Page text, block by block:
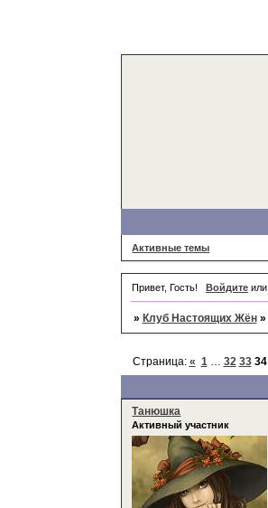
Активные темы
Привет, Гость! Войдитеили
» Клуб Настоящих Жён »
Страница: « 1 … 32 33 34
Танюшка
Активный участник